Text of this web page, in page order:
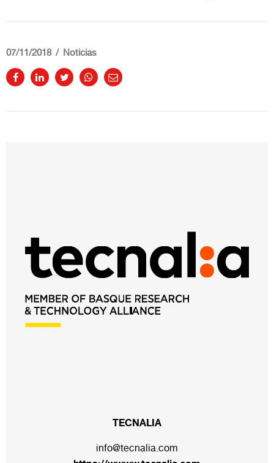
07/11/2018 Noticias
TECNALIA
info@tecnalia.com